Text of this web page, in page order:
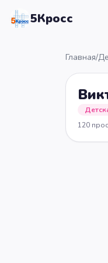
5Кросс
Главная/
120